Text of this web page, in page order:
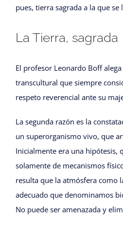
pues, tierra sagrada a la que se
La Tierra, sagrada
El profesor Leonardo Boff
transcultural que siempre
respeto reverencial ante su
La segunda razón es la
un superorganismo vivo, que
Inicialmente era una hipótesis,
solamente de mecanismos
resulta que la atmósfera como
adecuado que denominamos
No puede ser amenazada y